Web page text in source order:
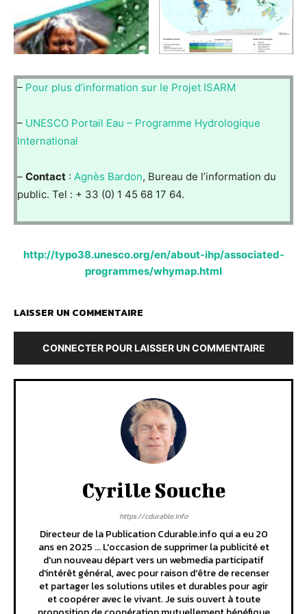
– Pour plus d’information sur le Projet ISARM
– UNESCO Portail Eau – Programme Hydrologique
International
– Contact : Agnès Bardon, Bureau de l’information du
public. Tel : + 33 (0) 1 45 68 17 64.
http://typo38.unesco.org/en/about-ihp/associated-
programmes/whymap.html
LAISSER UN COMMENTAIRE
CONNECTER POUR LAISSER UN COMMENTAIRE
Cyrille Souche
https://cdurable.info
Directeur de la Publication Cdurable.info qui a eu 20
ans en 2025 ... L'occasion de supprimer la publicité et
d'un nouveau départ vers un webmedia participatif
d'intérêt général, avec pour raison d'être de recenser
et partager les solutions utiles et durables pour agir
et coopérer avec le vivant. Je suis ouvert à toute